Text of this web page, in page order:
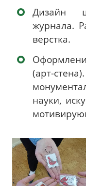
Дизайн
журнала.
верстка.
(арт-
науки,